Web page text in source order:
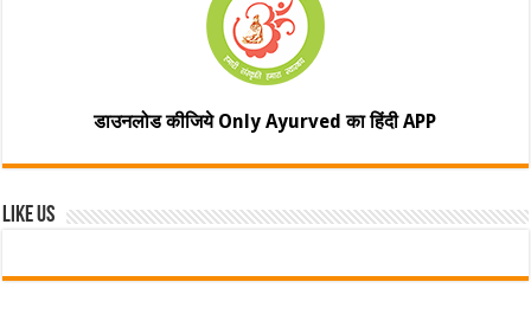
डाउनलोड कीजिये Only Ayurved का हिंदी APP
Like Us